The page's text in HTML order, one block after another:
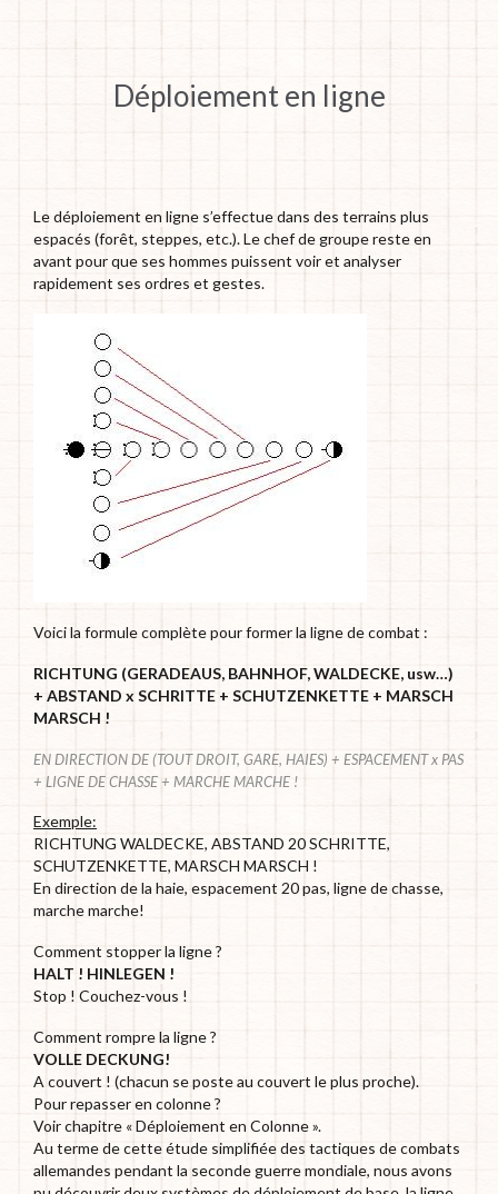
Déploiement en ligne
Le déploiement en ligne s’effectue dans des terrains plus
espacés (forêt, steppes, etc.). Le chef de groupe reste en
avant pour que ses hommes puissent voir et analyser
rapidement ses ordres et gestes.
Voici la formule complète pour former la ligne de combat :
RICHTUNG (GERADEAUS, BAHNHOF, WALDECKE, usw…)
+ ABSTAND x SCHRITTE + SCHUTZENKETTE + MARSCH
MARSCH !
EN DIRECTION DE (TOUT DROIT, GARE, HAIES) + ESPACEMENT x PAS
+ LIGNE DE CHASSE + MARCHE MARCHE !
Exemple:
RICHTUNG WALDECKE, ABSTAND 20 SCHRITTE,
SCHUTZENKETTE, MARSCH MARSCH !
En direction de la haie, espacement 20 pas, ligne de chasse,
marche marche!
Comment stopper la ligne ?
HALT ! HINLEGEN !
Stop ! Couchez-vous !
Comment rompre la ligne ?
VOLLE DECKUNG!
A couvert ! (chacun se poste au couvert le plus proche).
Pour repasser en colonne ?
Voir chapitre « Déploiement en Colonne ».
Au terme de cette étude simplifiée des tactiques de combats
allemandes pendant la seconde guerre mondiale, nous avons